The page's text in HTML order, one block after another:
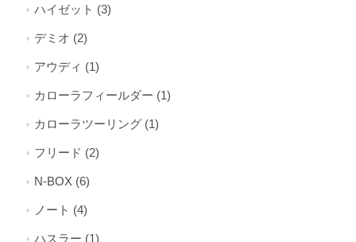
ハイゼット (3)
デミオ (2)
アウディ (1)
カローラフィールダー (1)
カローラツーリング (1)
フリード (2)
N-BOX (6)
ノート (4)
ハスラー (1)